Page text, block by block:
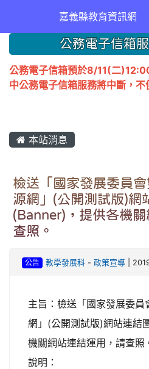
嘉義縣教育資訊網
公務電子信箱
公務電子信箱預於8/11(二
中公務電子信箱服務將中斷，不
本站消息
檢送「國家發展委員
源網」(公開測試版)網
(Banner)，提供各機
查照。
公告 教學發展科- 政策宣導|
主旨：檢送「國家發展委
網」(公開測試版)網站連結
機關網站連結運用，請查照
說明：